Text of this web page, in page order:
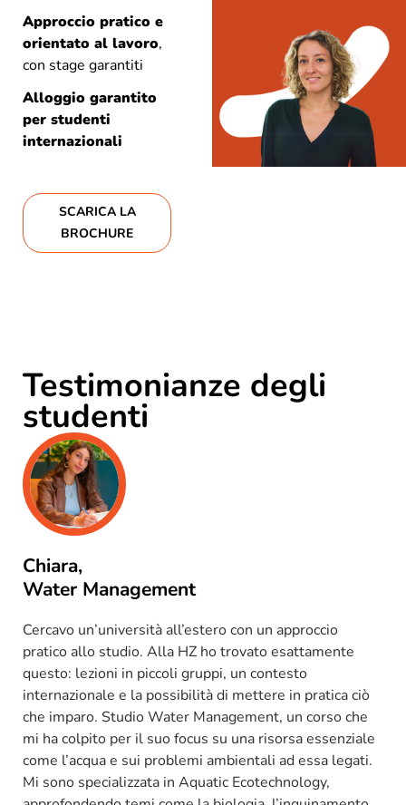
Approccio pratico e
orientato al lavoro,
con stage garantiti
Alloggio garantito
per studenti
internazionali
SCARICA LA
BROCHURE
Testimonianze degli
studenti
Chiara,
Water Management
Cercavo un’università all’estero con un approccio
pratico allo studio. Alla HZ ho trovato esattamente
questo: lezioni in piccoli gruppi, un contesto
internazionale e la possibilità di mettere in pratica ciò
che imparo. Studio Water Management, un corso che
mi ha colpito per il suo focus su una risorsa essenziale
come l’acqua e sui problemi ambientali ad essa legati.
Mi sono specializzata in Aquatic Ecotechnology,